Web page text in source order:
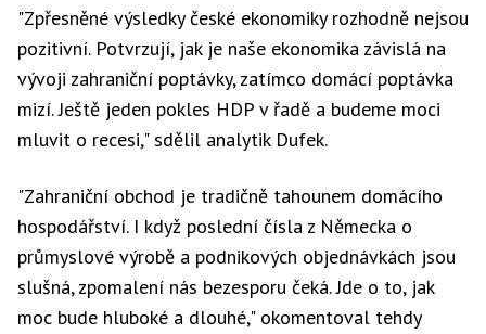
"Zpřesněné výsledky české ekonomiky rozhodně nejsou
pozitivní. Potvrzují, jak je naše ekonomika závislá na
vývoji zahraniční poptávky, zatímco domácí poptávka
mizí. Ještě jeden pokles HDP v řadě a budeme moci
mluvit o recesi," sdělil analytik Dufek.
"Zahraniční obchod je tradičně tahounem domácího
hospodářství. I když poslední čísla z Německa o
průmyslové výrobě a podnikových objednávkách jsou
slušná, zpomalení nás bezesporu čeká. Jde o to, jak
moc bude hluboké a dlouhé," okomentoval tehdy